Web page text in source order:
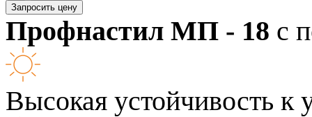
Запросить цену
Профнастил МП - 18 с
Высокая устойчивость к